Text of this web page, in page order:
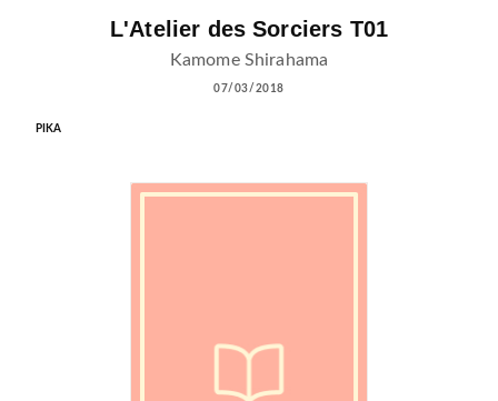
L'Atelier des Sorciers T01
Kamome Shirahama
07/03/2018
PIKA